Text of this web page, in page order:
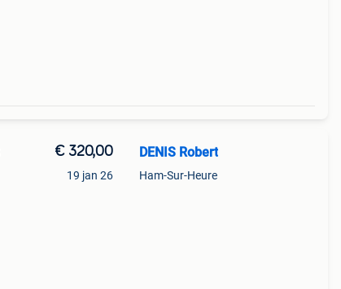
€ 320,00
19 jan 26
DENIS Robert
Ham-Sur-Heure